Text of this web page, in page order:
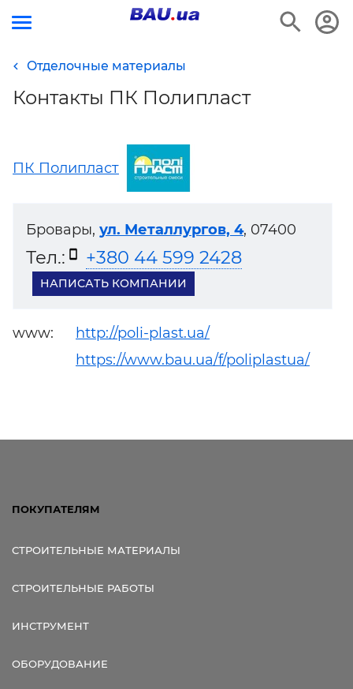
Отделочные материалы
Контакты ПК Полипласт
ПК Полипласт
Бровары, ул. Металлургов, 4, 07400
Тел.: +380 44 599 2428
НАПИСАТЬ КОМПАНИИ
www:
http://poli-plast.ua/
https://www.bau.ua/f/poliplastua/
ПОКУПАТЕЛЯМ
СТРОИТЕЛЬНЫЕ МАТЕРИАЛЫ
СТРОИТЕЛЬНЫЕ РАБОТЫ
ИНСТРУМЕНТ
ОБОРУДОВАНИЕ